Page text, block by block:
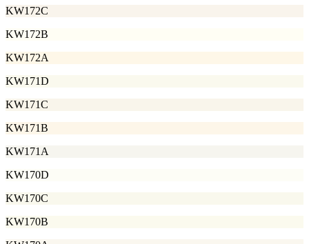
KW172C
KW172B
KW172A
KW171D
KW171C
KW171B
KW171A
KW170D
KW170C
KW170B